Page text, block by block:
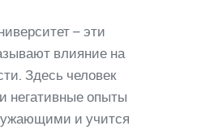
– эти
влияние на
Здесь человек
негативные опыты
и учится